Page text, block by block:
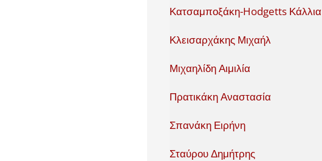
Κατσαμποξάκη-Hodgetts Κάλλια
Κλεισαρχάκης Μιχαήλ
Μιχαηλίδη Αιμιλία
Πρατικάκη Αναστασία
Σπανάκη Ειρήνη
Σταύρου Δημήτρης